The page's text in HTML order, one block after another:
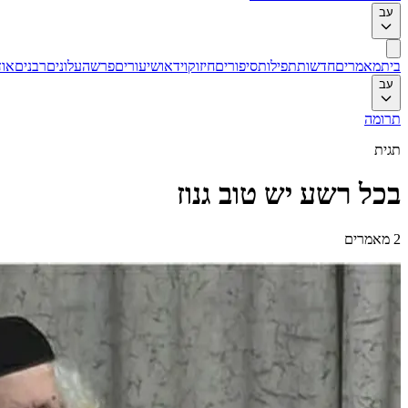
עב
ביתמאמריםחדשותתפילותסיפוריםחיזוקוידאושיעוריםפרשהעלוניםרבנים
עב
תרומה
תגית
בכל רשע יש טוב גנוז
2 מאמרים